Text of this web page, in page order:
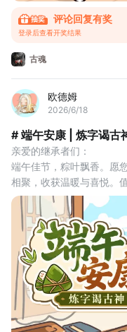
评论回复有奖
登录后查看开奖结果
古魂
欧德姆
2026/6/18
# 端午安康 | 炼字谒古
亲爱的继承者们：
端午佳节，粽叶飘香。愿
相聚，收获温暖与喜悦。
关的趣味炼字题，参与活
长船破浪，渡鸦啼鸣；
渊中低语，等待着继承者
我们以诗为引——请为诗
老的祭诗归于完整。
✿题目✿
长船破浪（